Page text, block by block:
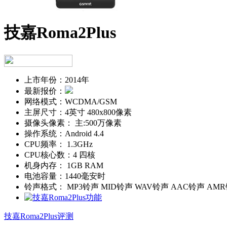
技嘉Roma2Plus
上市年份： 2014年
最新报价：
网络模式： WCDMA/GSM
主屏尺寸： 4英寸 480x800像素
摄像头像素：
主:500万像素
操作系统： Android 4.4
CPU频率：
1.3GHz
CPU核心数： 4 四核
机身内存：
1GB RAM
电池容量： 1440毫安时
铃声格式：
MP3铃声 MID铃声 WAV铃声 AAC铃声
技嘉Roma2Plus评测